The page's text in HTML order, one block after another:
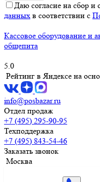
Даю согласие на сбор и
данных в соответствии с
Кассовое оборудование и
общепита
5.0
Рейтинг в Яндексе на
info@posbazar.ru
Отдел продаж
+7 (495) 295-90-95
Техподдержка
+7 (495) 843-54-46
Заказать звонок
Москва